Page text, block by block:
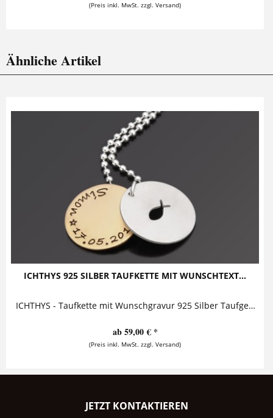
(Preis inkl. MwSt. zzgl. Versand)
Ähnliche Artikel
ICHTHYS 925 SILBER TAUFKETTE MIT WUNSCHTEXT...
ICHTHYS - Taufkette mit Wunschgravur 925 Silber Taufgeschenk mit Christenfisch Diese zauberhafte Taufkette mit Gravur besteht aus einem...
ab 59,00 € *
(Preis inkl. MwSt. zzgl. Versand)
JETZT KONTAKTIEREN